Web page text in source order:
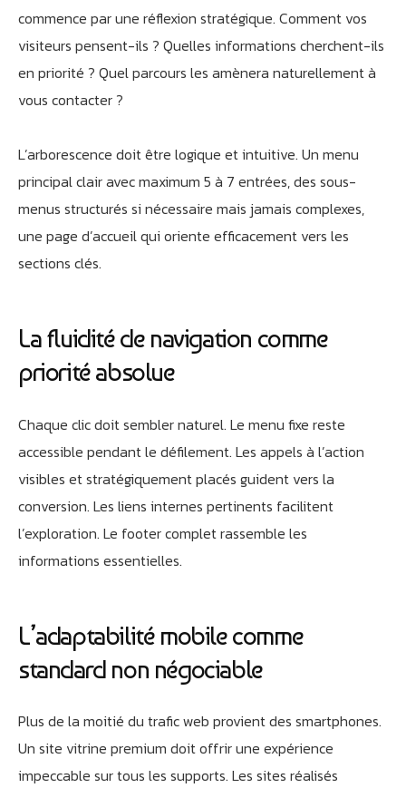
commence par une réflexion stratégique. Comment vos
visiteurs pensent-ils ? Quelles informations cherchent-ils
en priorité ? Quel parcours les amènera naturellement à
vous contacter ?
L’arborescence doit être logique et intuitive. Un menu
principal clair avec maximum 5 à 7 entrées, des sous-
menus structurés si nécessaire mais jamais complexes,
une page d’accueil qui oriente efficacement vers les
sections clés.
La fluidité de navigation comme
priorité absolue
Chaque clic doit sembler naturel. Le menu fixe reste
accessible pendant le défilement. Les appels à l’action
visibles et stratégiquement placés guident vers la
conversion. Les liens internes pertinents facilitent
l’exploration. Le footer complet rassemble les
informations essentielles.
L’adaptabilité mobile comme
standard non négociable
Plus de la moitié du trafic web provient des smartphones.
Un site vitrine premium doit offrir une expérience
impeccable sur tous les supports. Les sites réalisés